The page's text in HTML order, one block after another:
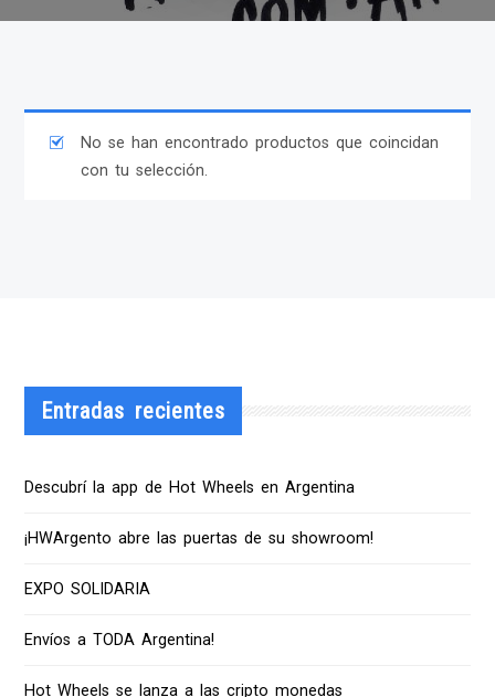
No se han encontrado productos que coincidan
con tu selección.
Entradas recientes
Descubrí la app de Hot Wheels en Argentina
¡HWArgento abre las puertas de su showroom!
EXPO SOLIDARIA
Envíos a TODA Argentina!
Hot Wheels se lanza a las cripto monedas